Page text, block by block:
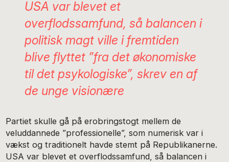
USA var blevet et
overflodssamfund, så balancen i
politisk magt ville i fremtiden
blive flyttet ”fra det økonomiske
til det psykologiske”, skrev en af
de unge visionære
Partiet skulle gå på erobringstogt mellem de
veluddannede ”professionelle”, som numerisk var i
vækst og traditionelt havde stemt på Republikanerne.
USA var blevet et overflodssamfund, så balancen i